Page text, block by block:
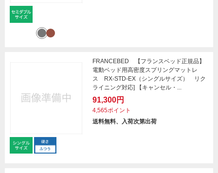
FRANCEBED 【フランスベッド正規品】
電動ベッド用高密度スプリングマットレ
ス RX-STD-EX（シングルサイズ） リク
ライニング対応] 【キャンセル・...
91,300円
4,565ポイント
送料無料、入荷次第出荷